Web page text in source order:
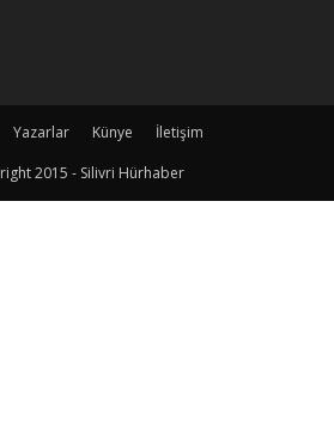
Yazarlar Künye
İletişim
2015 - Silivri Hürhaber